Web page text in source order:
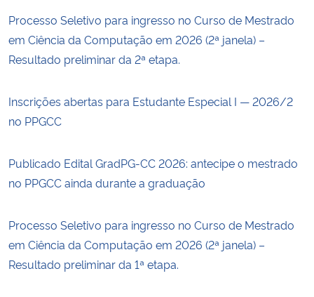
Processo Seletivo para ingresso no Curso de Mestrado
em Ciência da Computação em 2026 (2ª janela) –
Resultado preliminar da 2ª etapa.
Inscrições abertas para Estudante Especial I — 2026/2
no PPGCC
Publicado Edital GradPG-CC 2026: antecipe o mestrado
no PPGCC ainda durante a graduação
Processo Seletivo para ingresso no Curso de Mestrado
em Ciência da Computação em 2026 (2ª janela) –
Resultado preliminar da 1ª etapa.